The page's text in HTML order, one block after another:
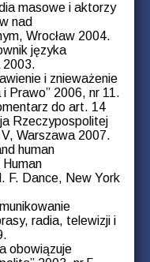
masowe i aktorzy
nad
Wrocław 2004.
języka
2003.
i znieważenie
Prawo” 2006, nr 11.
do art. 14
Rzeczypospolitej
Warszawa 2007.
human
F. Dance, New York
radia, telewizji i
obowiązuje